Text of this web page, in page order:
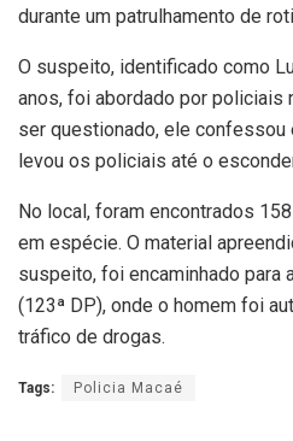
durante um patrulhamento de
O suspeito, identificado como
anos, foi abordado por policiais
ser questionado, ele confessou
levou os policiais até o
No local, foram encontrados
em espécie. O material
suspeito, foi encaminhado para
(123ª DP), onde o homem foi
tráfico de drogas.
Tags: Policia Macaé